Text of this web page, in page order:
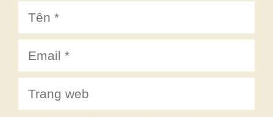
Tên
Email
Trang
web